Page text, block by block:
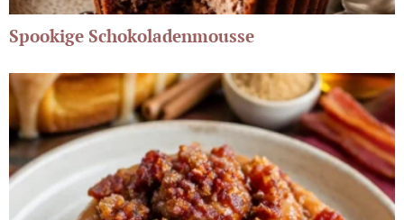
Spookige Schokoladenmousse